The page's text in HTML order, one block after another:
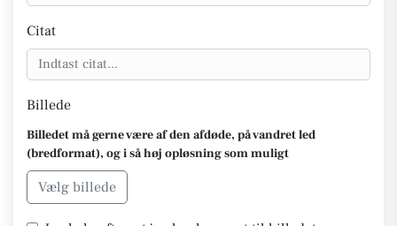
Citat
Billede
Billedet må gerne være af den afdøde, på vandret led
(bredformat), og i så høj opløsning som muligt
Vælg billede